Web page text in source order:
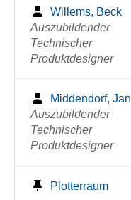
Willems, Beck
Auszubildender
Technischer
Produktdesigner
Middendorf, Jan
Auszubildender
Technischer
Produktdesigner
Plotterraum